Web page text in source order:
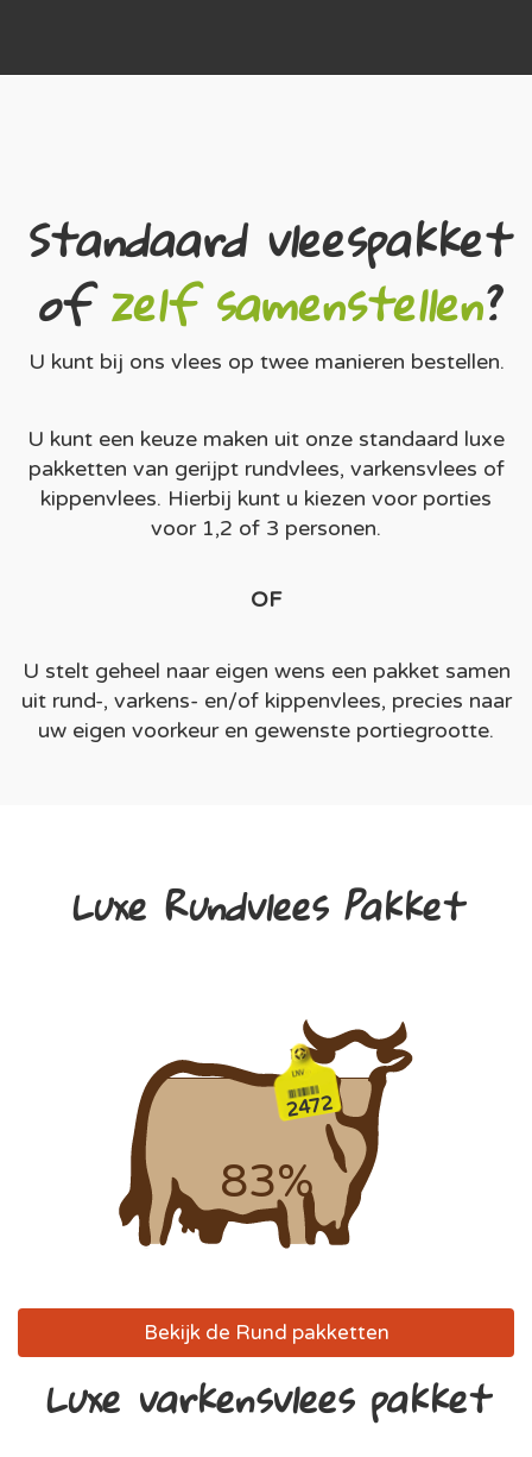
Standaard vleespakket
ofzelf samenstellen?
U kunt bij ons vlees op twee manieren bestellen.
U kunt een keuze maken uit onze standaard luxe
pakketten van gerijpt rundvlees, varkensvlees of
kippenvlees. Hierbij kunt u kiezen voor porties
voor 1,2 of 3 personen.
OF
U stelt geheel naar eigen wens een pakket samen
uit rund-, varkens- en/of kippenvlees, precies naar
uw eigen voorkeur en gewenste portiegrootte.
Luxe Rundvlees Pakket
83%
2472
Bekijk de Rund pakketten
Luxe varkensvlees pakket